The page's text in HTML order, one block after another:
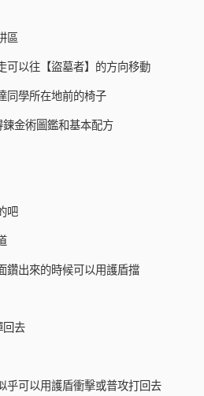
區
可以往【盜墓者】的方向移動
同學所在地前的椅子
金術圖鑑和基本配方
吧
鑽出來的時候可以用護盾擋
回去
乎可以用護盾衝擊或普攻打回去